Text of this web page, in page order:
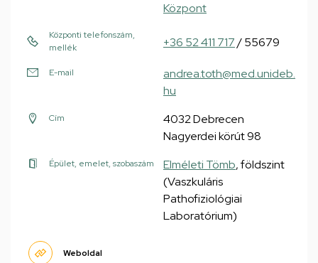
Központ
Központi telefonszám,
mellék
+36 52 411 717/ 55679
E-mail
andrea.toth@med.unideb.
hu
Cím
4032 Debrecen
Nagyerdei körút 98
Épület, emelet, szobaszám Elméleti Tömb, földszint
(Vaszkuláris
Pathofiziológiai
Laboratórium)
Weboldal